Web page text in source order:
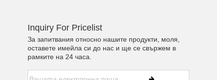
Inquiry For Pricelist
За запитвания относно нашите продукти, моля,
оставете имейла си до нас и ще се свържем в
рамките на 24 часа.